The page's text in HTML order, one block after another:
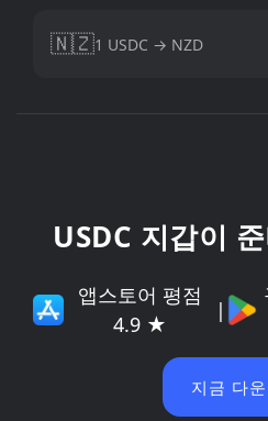
🇳🇿1 USDC → NZD
USDC 지갑이
앱스토어 평점
4.9 ★
|
지금 다